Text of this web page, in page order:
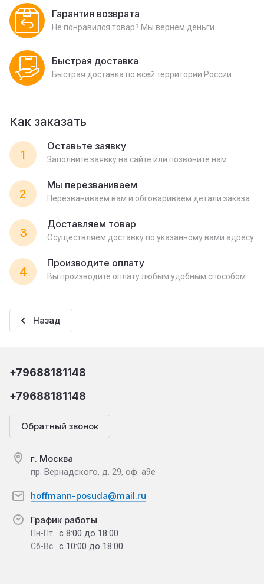
Гарантия возврата
Не понравился товар? Мы вернем деньги
Быстрая доставка
Быстрая доставка по всей территории России
Как заказать
1
Оставьте заявку
Заполните заявку на сайте или позвоните нам
2
Мы перезваниваем
Перезваниваем вам и обговариваем детали заказа
3
Доставляем товар
Осуществляем доставку по указанному вами адресу
4
Производите оплату
Вы производите оплату любым удобным способом
Назад
+79688181148
+79688181148
Обратный звонок
г. Москва
пр. Вернадского, д. 29, оф. а9е
hoffmann-posuda@mail.ru
График работы
Пн-Пт с 8:00 до 18:00
Сб-Вс с 10:00 до 18:00